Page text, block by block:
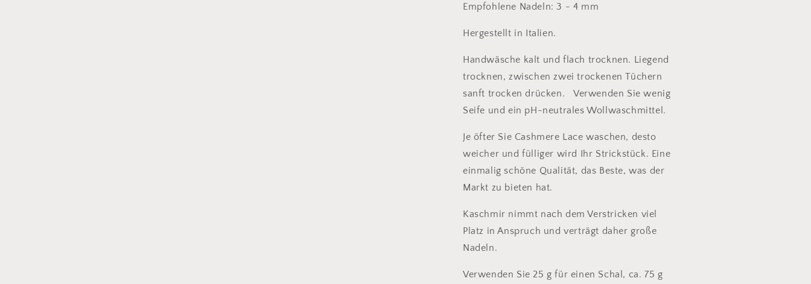
Empfohlene Nadeln: 3 - 4 mm
Hergestellt in Italien.
Handwäsche kalt und flach trocknen. Liegend
trocknen, zwischen zwei trockenen Tüchern
sanft trocken drücken. Verwenden Sie wenig
Seife und ein pH-neutrales Wollwaschmittel.
Je öfter Sie Cashmere Lace waschen, desto
weicher und fülliger wird Ihr Strickstück. Eine
einmalig schöne Qualität, das Beste, was der
Markt zu bieten hat.
Kaschmir nimmt nach dem Verstricken viel
Platz in Anspruch und verträgt daher große
Nadeln.
Verwenden Sie 25 g für einen Schal, ca. 75 g